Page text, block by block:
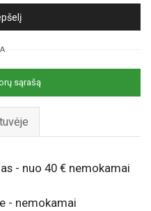
sąrašą
- nuo 40 € nemokamai
- nemokamai